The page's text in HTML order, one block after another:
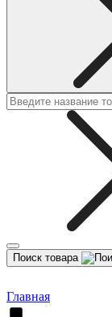
Поиск товара
Главная